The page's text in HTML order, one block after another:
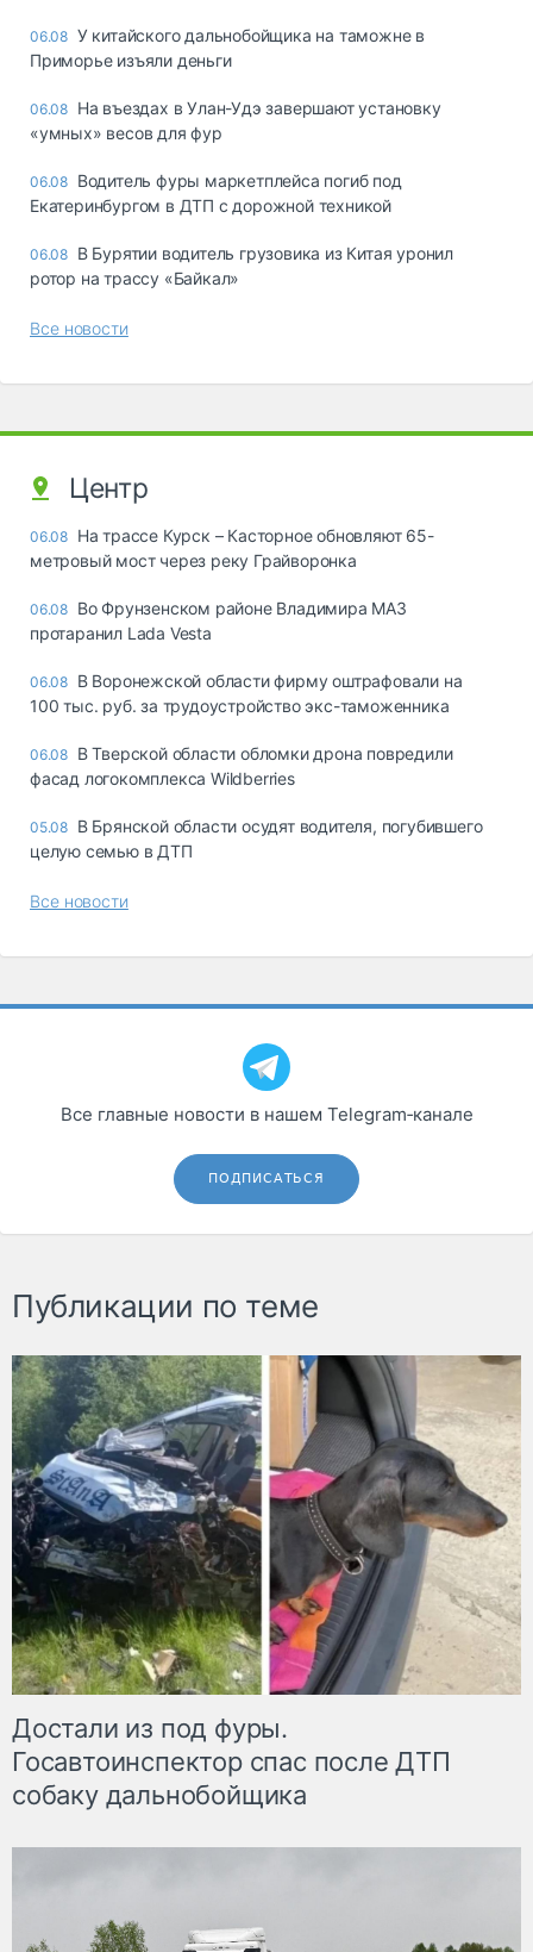
06.08 У китайского дальнобойщика на таможне в
Приморье изъяли деньги
06.08 Ha въeздax в Улaн-Удэ зaвepшaют ycтaнoвкy
«yмныx» вecoв для фyp
06.08 Водитель фуры маркетплейса погиб под
Екатеринбургом в ДТП с дорожной техникой
06.08 В Бурятии водитель грузовика из Китая уронил
ротор на трассу «Байкал»
Все новости
Центр
06.08 На трассе Курск – Касторное обновляют 65-
метровый мост через реку Грайворонка
06.08 Во Фрунзенском районе Владимира МАЗ
протаранил Lada Vesta
06.08 В Воронежской области фирму оштрафовали на
100 тыс. руб. за трудоустройство экс-таможенника
06.08 В Тверской области обломки дрона повредили
фасад логокомплекса Wildberries
05.08 В Брянской области осудят водителя, погубившего
целую семью в ДТП
Все новости
Все главные новости в нашем Telegram‑канале
ПОДПИСАТЬСЯ
Публикации по теме
Достали из под фуры.
Госавтоинспектор спас после ДТП
собаку дальнобойщика